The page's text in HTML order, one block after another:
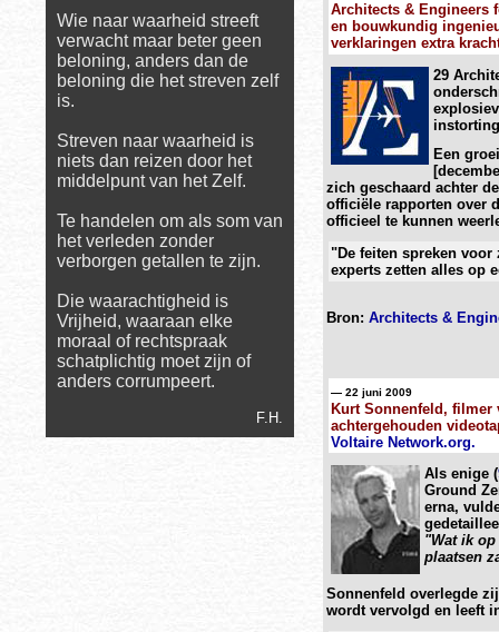
Wie naar waarheid streeft
verwacht maar beter geen
beloning, anders dan de
beloning die het streven zelf
is.
Streven naar waarheid is
niets dan reizen door het
middelpunt van het Zelf.
Te handelen om als som van
het verleden zonder
verborgen getallen te zijn.
Die waarachtigheid is
Vrijheid, waaraan elke
moraal of rechtspraak
schatplichtig moet zijn of
anders corrumpeert.
F.H.
Architects & Engineers
en bouwkundig
verklaringen extra
29
Een
zich geschaard achter
officiële rapporten over
officieel te kunnen
"De feiten spreken
experts zetten alles op
Bron: Architects &
— 22 juni 2009
Kurt Sonnenfeld, filmer
achtergehouden
Voltaire Network.org.
Als enige (
Ground
erna,
"Wat ik
plaatsen
Sonnenfeld overlegde
wordt vervolgd en leeft